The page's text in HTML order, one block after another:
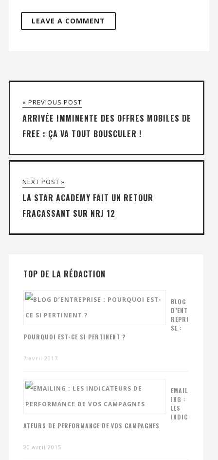
« PREVIOUS POST
ARRIVÉE IMMINENTE DES OFFRES MOBILES DE
FREE : ÇA VA TOUT BOUSCULER !
NEXT POST »
LA STAR ACADEMY FAIT UN RETOUR
FRACASSANT SUR NRJ 12
TOP DE LA RÉDACTION
BLOG
D’ENT
REPRI
SE :
POURQUOI EST-CE SI PERTINENT ?
7 avril 2017
EMAIL
ING :
LES
INDIC
ATEURS DE PERFORMANCE DE VOS CAMPAGNES
20 avril 2015